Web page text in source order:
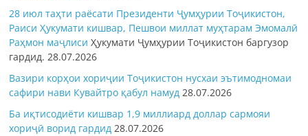
28 июл таҳти раёсати Президенти Ҷумҳурии Тоҷикистон,
Раиси Ҳукумати кишвар, Пешвои миллат муҳтарам Эмомалӣ
Раҳмон маҷлисиҲукумати Ҷумҳурии Тоҷикистон баргузор
гардид.28.07.2026
Вазири корҳои хориҷии Тоҷикистон нусхаи эътимодномаи
сафири нави Кувайтро қабул намуд 28.07.2026
Ба иқтисодиёти кишвар 1,9 миллиард доллар сармояи
хориҷӣ ворид гардид 28.07.2026